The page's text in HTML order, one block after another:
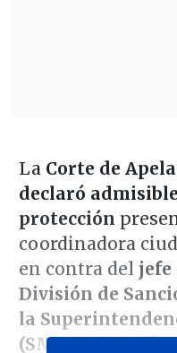
La Corte de
declaró
protección
coordinadora
en contra del jefe
División de
la
(SMA),